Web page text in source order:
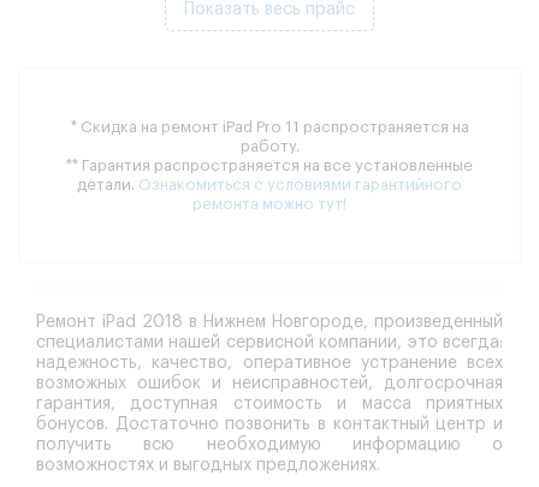
Показать весь прайс
* Скидка на ремонт iPad Pro 11 распространяется на
работу.
** Гарантия распространяется на все установленные
детали. Ознакомиться с условиями гарантийного
ремонта можно тут!
Ремонт iPad 2018 в Нижнем Новгороде, произведенный
специалистами нашей сервисной компании, это всегда:
надежность, качество, оперативное устранение всех
возможных ошибок и неисправностей, долгосрочная
гарантия, доступная стоимость и масса приятных
бонусов. Достаточно позвонить в контактный центр и
получить всю необходимую информацию о
возможностях и выгодных предложениях.